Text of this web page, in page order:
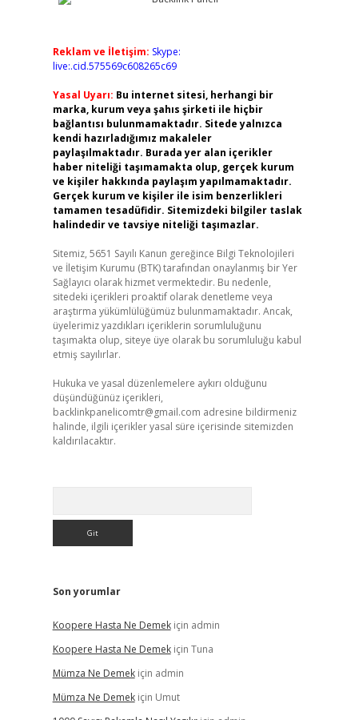
Reklam ve İletişim: Skype:
live:.cid.575569c608265c69
Yasal Uyarı: Bu internet sitesi, herhangi bir
marka, kurum veya şahıs şirketi ile hiçbir
bağlantısı bulunmamaktadır. Sitede yalnızca
kendi hazırladığımız makaleler
paylaşılmaktadır. Burada yer alan içerikler
haber niteliği taşımamakta olup, gerçek kurum
ve kişiler hakkında paylaşım yapılmamaktadır.
Gerçek kurum ve kişiler ile isim benzerlikleri
tamamen tesadüfidir. Sitemizdeki bilgiler taslak
halindedir ve tavsiye niteliği taşımazlar.
Sitemiz, 5651 Sayılı Kanun gereğince Bilgi Teknolojileri
ve İletişim Kurumu (BTK) tarafından onaylanmış bir Yer
Sağlayıcı olarak hizmet vermektedir. Bu nedenle,
sitedeki içerikleri proaktif olarak denetleme veya
araştırma yükümlülüğümüz bulunmamaktadır. Ancak,
üyelerimiz yazdıkları içeriklerin sorumluluğunu
taşımakta olup, siteye üye olarak bu sorumluluğu kabul
etmiş sayılırlar.
Hukuka ve yasal düzenlemelere aykırı olduğunu
düşündüğünüz içerikleri,
backlinkpanelicomtr@gmail.com adresine bildirmeniz
halinde, ilgili içerikler yasal süre içerisinde sitemizden
kaldırılacaktır.
Son yorumlar
Koopere Hasta Ne Demekiçin admin
Koopere Hasta Ne Demekiçin Tuna
Mümza Ne Demekiçin admin
Mümza Ne Demekiçin Umut